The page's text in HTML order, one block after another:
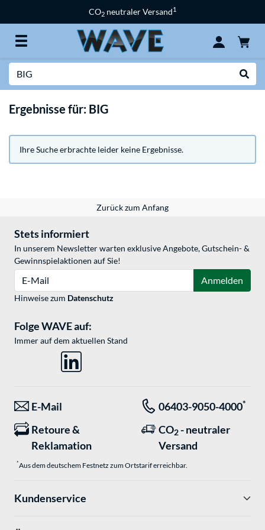
CO2 neutraler Versand1
Ergebnisse für: BIG
Ihre Suche erbrachte leider keine Ergebnisse.
Zurück zum Anfang
Stets informiert
In unserem Newsletter warten exklusive Angebote, Gutschein- &
Gewinnspielaktionen auf Sie!
Anmelden
Hinweise zum Datenschutz
Folge WAVE auf:
Immer auf dem aktuellen Stand
E-Mail 06403-9050-4000*
Retoure &
Reklamation
CO2 - neutraler
Versand
*Aus dem deutschem Festnetz zum Ortstarif erreichbar.
Kundenservice